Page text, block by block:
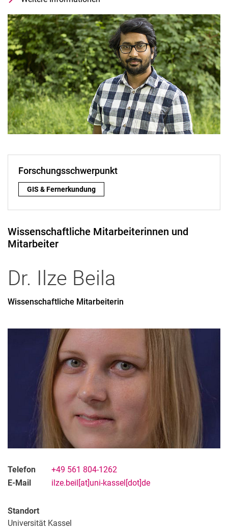
Forschungsschwerpunkt
Forschungsschwerpunkt:
GIS & Fernerkundung
Wissenschaftliche Mitarbeiterinnen und
Mitarbeiter
Dr. Ilze Beila
Wissenschaftliche Mitarbeiterin
Telefon
+49 561 804-1262
E-Mail
ilze.beil[at]uni-kassel[dot]de
Standort
Universität Kassel